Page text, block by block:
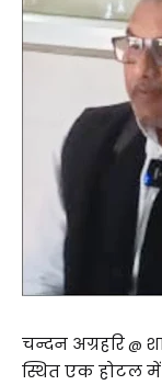
चन्दन अग्रहरि@
स्थित एक होटल में